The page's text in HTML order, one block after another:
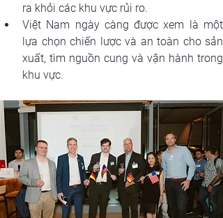
ra khỏi các khu vực rủi ro.
Việt Nam ngày càng được xem là một
lựa chọn chiến lược và an toàn cho sản
xuất, tìm nguồn cung và vận hành trong
khu vực.